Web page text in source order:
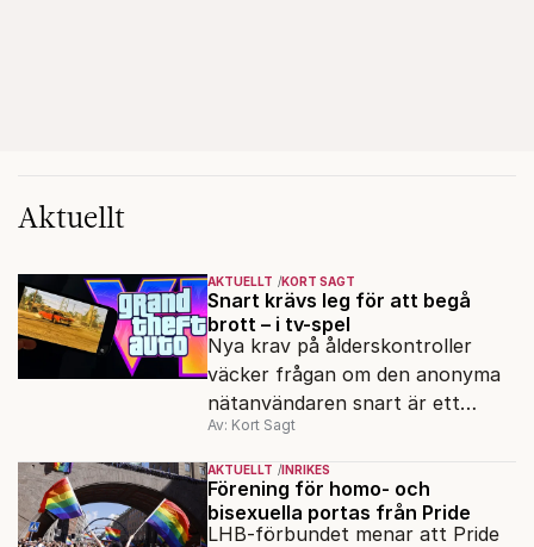
Aktuellt
AKTUELLT KORT SAGT
Snart krävs leg för att begå
brott – i tv-spel
Nya krav på ålderskontroller
väcker frågan om den anonyma
nätanvändaren snart är ett
minne blott.
Av: Kort Sagt
AKTUELLT INRIKES
Förening för homo- och
bisexuella portas från Pride
LHB-förbundet menar att Pride